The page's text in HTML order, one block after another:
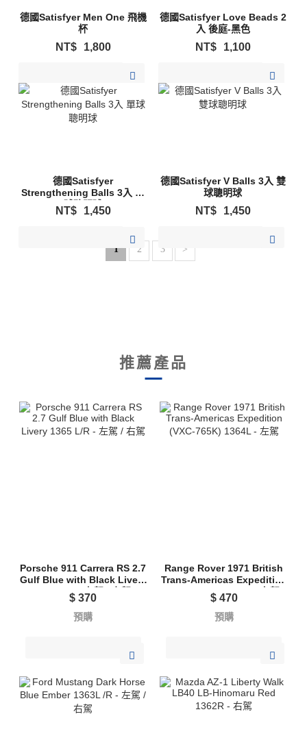
德國Satisfyer Men One 飛機
杯
NT$ 1,800
德國Satisfyer Love Beads 2
入 後庭-黑色
NT$ 1,100
德國Satisfyer
Strengthening Balls 3入 單
球聰明球
NT$ 1,450
德國Satisfyer V Balls 3入 雙
球聰明球
NT$ 1,450
1 2 3 >
推薦產品
Porsche 911 Carrera RS 2.7
Gulf Blue with Black Livery
1365 L/R - 左駕 / 右駕
$370
預購
Range Rover 1971 British
Trans-Americas Expedition
(VXC-765K) 1364L - 左駕
$ 470
預購